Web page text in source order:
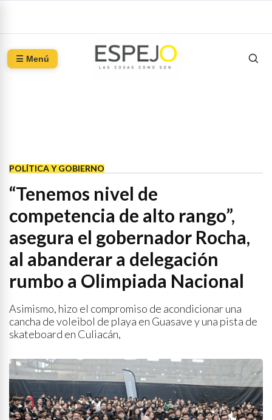
☰ Menú
POLÍTICA Y GOBIERNO
“Tenemos nivel de
competencia de alto rango”,
asegura el gobernador Rocha,
al abanderar a delegación
rumbo a Olimpiada Nacional
Asimismo, hizo el compromiso de acondicionar una
cancha de voleibol de playa en Guasave y una pista de
skateboard en Culiacán,